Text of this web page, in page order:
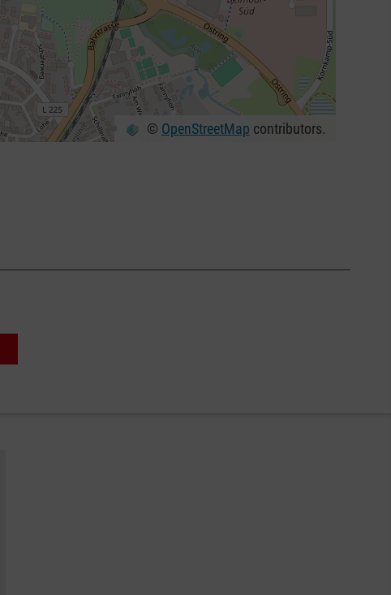
© OpenStreetMap contributors.